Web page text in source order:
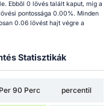
Ebből 0 lövés talált kaput, míg a
pontossága 0.00%. Minden
0.06 lövést hajt végre a
Statisztikák
Per 90 Perc percentil